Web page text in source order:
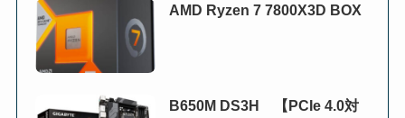
AMD Ryzen 7 7800X3D BOX
B650M DS3H 【PCIe 4.0対